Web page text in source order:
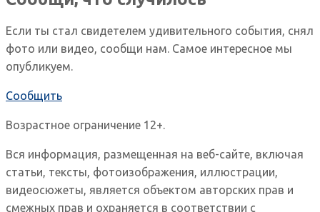
Если ты стал свидетелем удивительного события, снял
фото или видео, сообщи нам. Самое интересное мы
опубликуем.
Сообщить
Возрастное ограничение 12+.
Вся информация, размещенная на веб-сайте, включая
статьи, тексты, фотоизображения, иллюстрации,
видеосюжеты, является объектом авторских прав и
смежных прав и охраняется в соответствии с